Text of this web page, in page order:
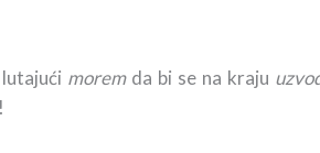
moremda bi se na kraju